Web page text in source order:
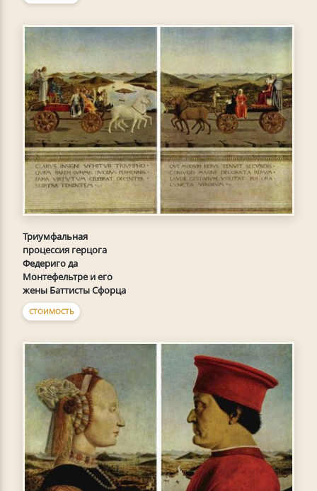
Триумфальная
процессия герцога
Федериго да
Монтефельтре и его
жены Баттисты Сфорца
СТОИМОСТЬ